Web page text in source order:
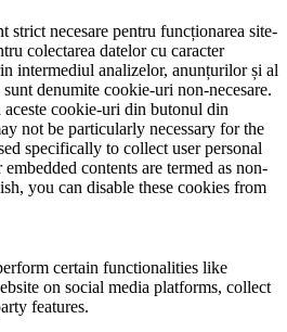
strict necesare pentru funcționarea site-
colectarea datelor cu caracter
intermediul analizelor, anunțurilor și al
denumite cookie-uri non-necesare.
cookie-uri din butonul din
not be particularly necessary for the
specifically to collect user personal
contents are termed as non-
you can disable these cookies from
certain functionalities like
on social media platforms, collect
features.